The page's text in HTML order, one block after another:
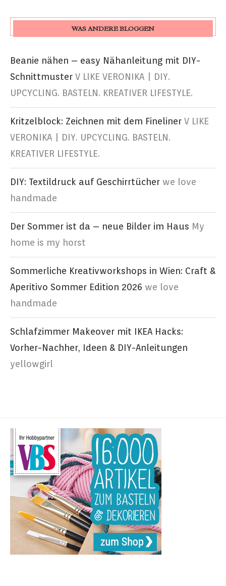
WAS ANDERE BLOGGEN
Beanie nähen – easy Nähanleitung mit DIY-
Schnittmuster V LIKE VERONIKA | DIY.
UPCYCLING. BASTELN. KREATIVER LIFESTYLE.
Kritzelblock: Zeichnen mit dem Fineliner V LIKE
VERONIKA | DIY. UPCYCLING. BASTELN.
KREATIVER LIFESTYLE.
DIY: Textildruck auf Geschirrtücher we love
handmade
Der Sommer ist da – neue Bilder im Haus My
home is my horst
Sommerliche Kreativworkshops in Wien: Craft &
Aperitivo Sommer Edition 2026 we love
handmade
Schlafzimmer Makeover mit IKEA Hacks:
Vorher-Nachher, Ideen & DIY-Anleitungen
yellowgirl